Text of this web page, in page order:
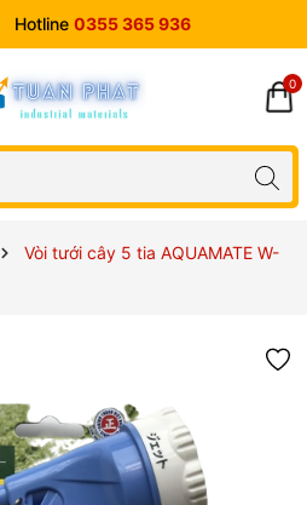
Hotline 0355 365 936
0
Vòi tưới cây 5 tia AQUAMATE W-